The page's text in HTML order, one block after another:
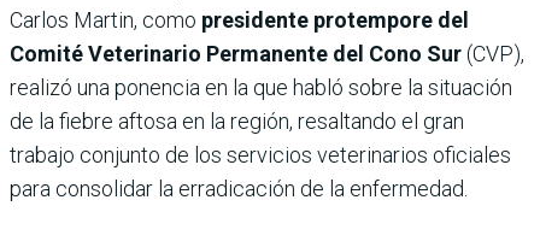
Carlos Martin, como presidente protempore del
Comité Veterinario Permanente del Cono Sur(CVP),
realizó una ponencia en la que habló sobre la situación
de la fiebre aftosa en la región, resaltando el gran
trabajo conjunto de los servicios veterinarios oficiales
para consolidar la erradicación de la enfermedad.